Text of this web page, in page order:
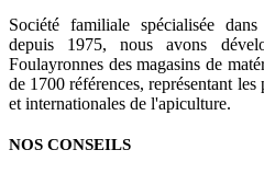
Société familiale spécialisée
depuis 1975, nous avons
Foulayronnes des magasins de
de 1700 références, représentant
et internationales de l'apiculture.
NOS CONSEILS